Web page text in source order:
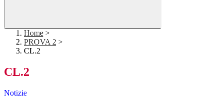
Home >
PROVA 2 >
CL.2
CL.2
Notizie